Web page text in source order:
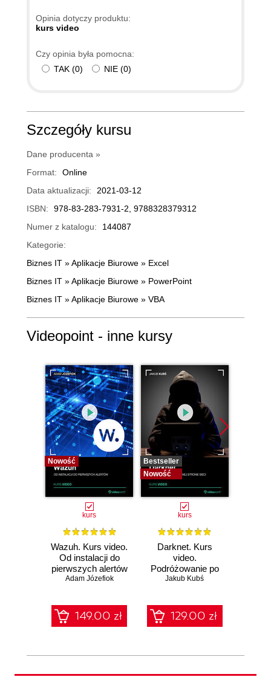
Opinia dotyczy produktu:
kurs video
Czy opinia była pomocna:
TAK (0) NIE (0)
Szczegóły kursu
Dane producenta »
Format:
Online
Data aktualizacji:
2021-03-12
ISBN:
978-83-283-7931-2, 9788328379312
Numer z katalogu:
144087
Kategorie:
Biznes IT »Aplikacje Biurowe » Excel
Biznes IT »Aplikacje Biurowe » PowerPoint
Biznes IT »Aplikacje Biurowe » VBA
Videopoint - inne kursy
Nowość
kurs
Wazuh. Kurs video.
Od instalacji do
pierwszych alertów
Adam Józefiok
149.00 zł
Bestseller
Nowość
kurs
Darknet. Kurs
video.
Podróżowanie po
ciemnej stronie
Jakub Kubś
129.00 zł